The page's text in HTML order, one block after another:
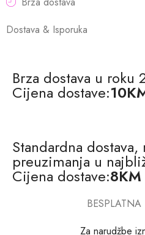
Dostava & Isporuka
Brza dostava u roku
Cijena dostave:
Standardna
preuzimanja u
Cijena dostave:8KM
BESPLATNA
Za narudžbe